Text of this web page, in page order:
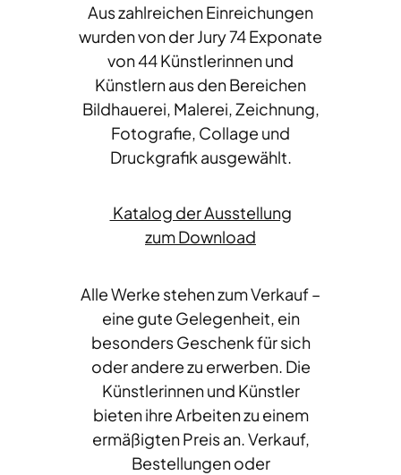
Aus zahlreichen Einreichungen
wurden von der Jury 74 Exponate
von 44 Künstlerinnen und
Künstlern aus den Bereichen
Bildhauerei, Malerei, Zeichnung,
Fotografie, Collage und
Druckgrafik ausgewählt.
Katalog der Ausstellung
zum Download
Alle Werke stehen zum Verkauf –
eine gute Gelegenheit, ein
besonders Geschenk für sich
oder andere zu erwerben. Die
Künstlerinnen und Künstler
bieten ihre Arbeiten zu einem
ermäßigten Preis an. Verkauf,
Bestellungen oder